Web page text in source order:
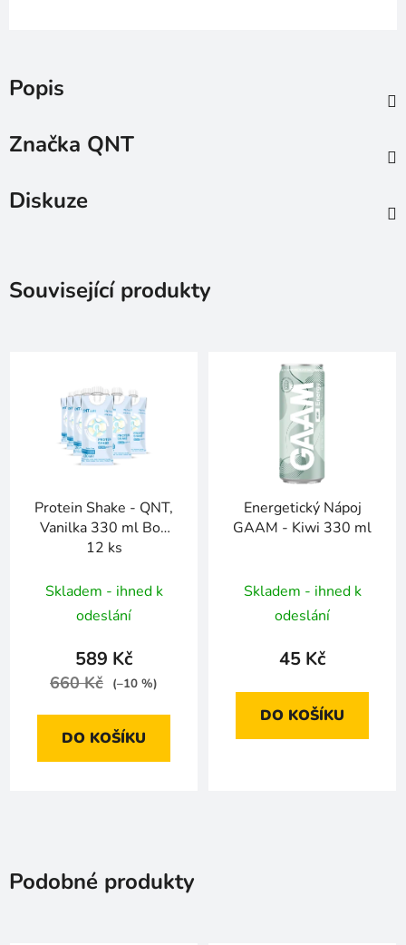
Popis
Značka QNT
Diskuze
Související produkty
Protein Shake - QNT,
Vanilka 330 ml Box
12 ks
Skladem - ihned k
odeslání
589 Kč
660 Kč (–10 %)
DO KOŠÍKU
Energetický Nápoj
GAAM - Kiwi 330 ml
Skladem - ihned k
odeslání
45 Kč
DO KOŠÍKU
Podobné produkty